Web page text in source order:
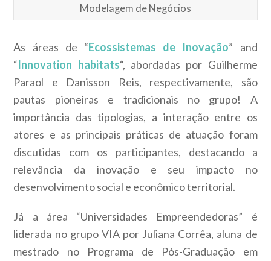
Modelagem de Negócios
As áreas de “Ecossistemas de Inovação” and
“Innovation habitats“, abordadas por Guilherme
Paraol e Danisson Reis, respectivamente, são
pautas pioneiras e tradicionais no grupo! A
importância das tipologias, a interação entre os
atores e as principais práticas de atuação foram
discutidas com os participantes, destacando a
relevância da inovação e seu impacto no
desenvolvimento social e econômico territorial.
Já a área “Universidades Empreendedoras” é
liderada no grupo VIA por Juliana Corrêa, aluna de
mestrado no Programa de Pós-Graduação em